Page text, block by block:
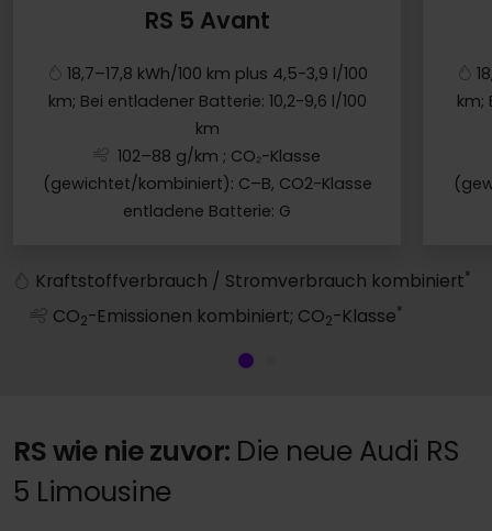
RS 5 Avant
18,7–17,8 kWh/100 km plus 4,5-3,9 l/100
km; Bei entladener Batterie: 10,2-9,6 l/100
km
102–88 g/km ; CO₂-Klasse
(gewichtet/kombiniert): C–B, CO2-Klasse
entladene Batterie: G
km;
Kraftstoffverbrauch / Stromverbrauch kombiniert*
CO2-Emissionen kombiniert; CO2-Klasse*
RS wie nie zuvor: Die neue Audi RS
5 Limousine